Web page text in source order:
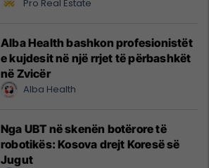
Pro Real Estate
Alba Health bashkon profesionistët
e kujdesit në një rrjet të përbashkët
në Zvicër
Alba Health
Nga UBT në skenën botërore të
robotikës: Kosova drejt Koresë së
Jugut